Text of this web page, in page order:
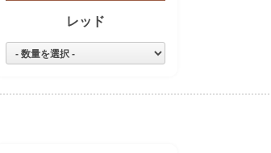
レッド